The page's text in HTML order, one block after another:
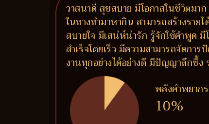
วาสนาดี สุขสบาย มีโอกาสในชีวิตมา
ในทางทำมาหากิน สามารถสร้างรา
สบายใจ มีเสน่ห์น่ารัก รู้จักใช้คำพูด
สำเร็จโดยเร็ว มีความสามารถจัดก
งานทุกอย่างได้อย่างดี มีปัญญาลึกซึ้ง
พลังคำพยาก
10%